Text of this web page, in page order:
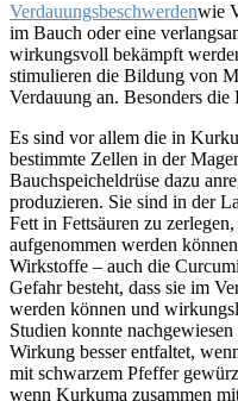
Verdauungsbeschwerdenwie
im Bauch oder eine
wirkungsvoll bekämpft
stimulieren die Bildung von
Verdauung an. Besonders
Es sind vor allem die in
bestimmte Zellen in der
Bauchspeicheldrüse dazu
produzieren. Sie sind in der
Fett in Fettsäuren zu
aufgenommen werden
Wirkstoffe – auch die
Gefahr besteht, dass sie im
werden können und
Studien konnte
Wirkung besser entfaltet,
mit schwarzem Pfeffer
wenn Kurkuma zusammen